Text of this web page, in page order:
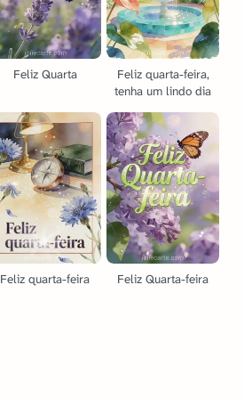
Feliz Quarta
Feliz quarta-feira,
tenha um lindo dia
Feliz quarta-feira Feliz Quarta-feira